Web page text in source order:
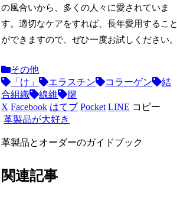
の風合いから、多くの人々に愛されていま
す。適切なケアをすれば、長年愛用すること
ができますので、ぜひ一度お試しください。
その他
「け」
エラスチン コラーゲン
結
合組織
線維
腱
X Facebook はてブ Pocket LINE コピー
革製品が大好き
革製品とオーダーのガイドブック
関連記事